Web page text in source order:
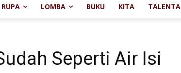
RUPA LOMBA BUKU KITA TALENTA
Seperti Air Isi